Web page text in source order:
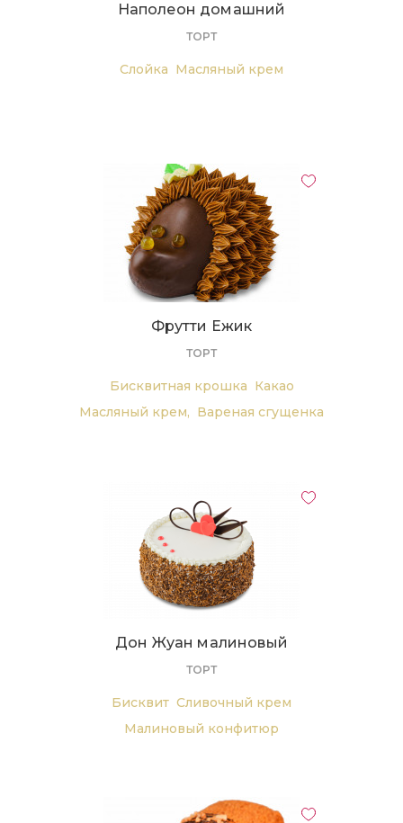
Наполеон домашний
ТОРТ
Слойка Масляный крем
Фрутти Ежик
ТОРТ
Бисквитная крошка Какао
Масляный крем, Вареная сгущенка
Дон Жуан малиновый
ТОРТ
Бисквит Сливочный крем
Малиновый конфитюр